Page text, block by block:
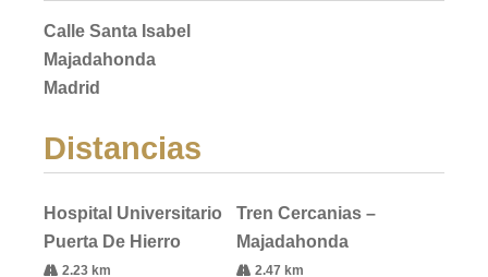
Calle Santa Isabel
Majadahonda
Madrid
Distancias
Hospital Universitario
Puerta De Hierro
2.23 km
Tren Cercanias –
Majadahonda
2.47 km